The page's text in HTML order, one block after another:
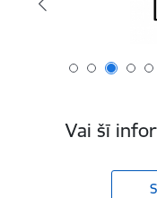
Vai šī